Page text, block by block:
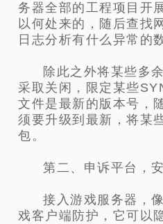
务器全部的工程项目开
以何处来的，随后查找
日志分析有什么异常的
除此之外将某些多
采取关闲，限定某些
文件是最新的版本号，
须要升级到最新，将某
包。
第二、申诉平台，
接入游戏服务器，
戏客户端防护，它可以